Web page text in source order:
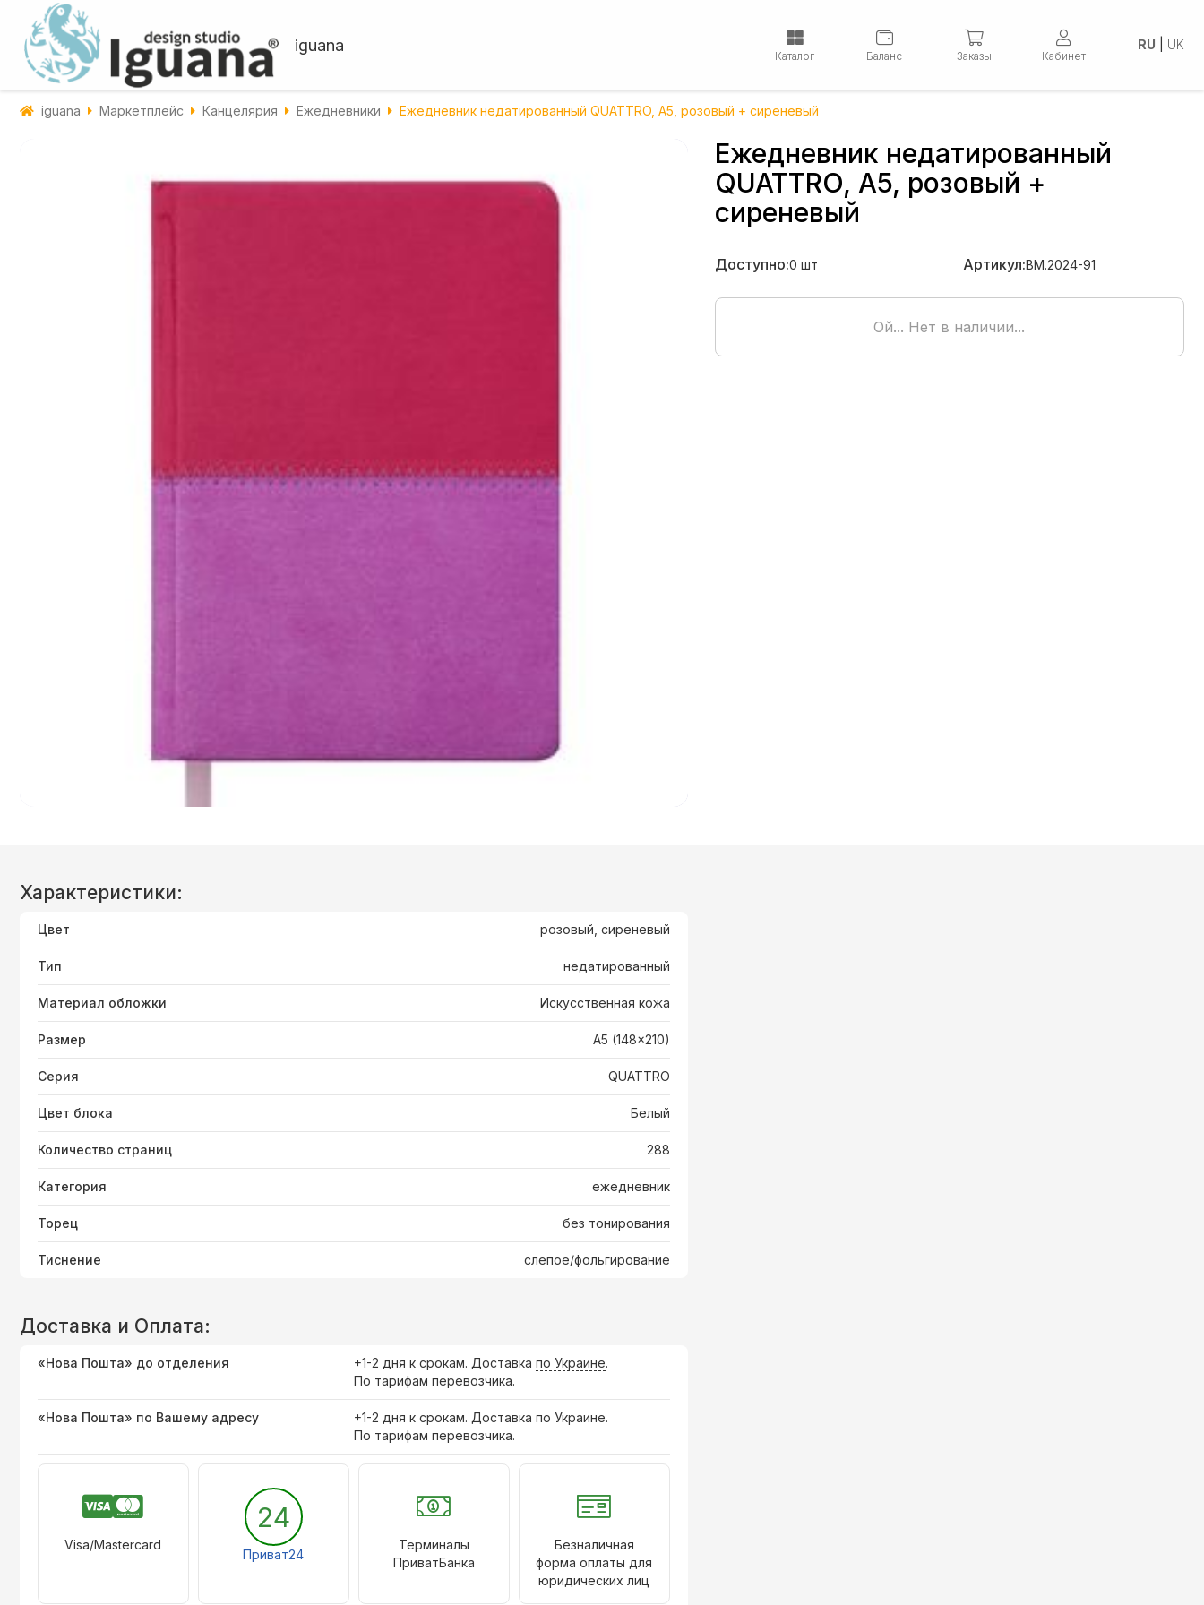
iguana
Каталог Баланс Заказы Кабинет
RU UK
iguana Маркетплейс Канцелярия Ежедневники Ежедневник недатированный QUATTRO, A5, розовый + сиреневый
Ежедневник недатированный
QUATTRO, A5, розовый +
сиреневый
Доступно:0 шт Артикул:BM.2024-91
Ой... Нет в наличии...
Характеристики:
Цвет розовый, сиреневый
Тип недатированный
Материал обложки Искусственная кожа
Размер A5 (148x210)
Серия QUATTRO
Цвет блока Белый
Количество страниц 288
Категория ежедневник
Торец без тонирования
Тиснение слепое/фольгирование
Доставка и Оплата:
«Нова Пошта» до отделения +1-2 дня к срокам. Доставка по Украине.
По тарифам перевозчика.
«Нова Пошта» по Вашему адресу
+1-2 дня к срокам. Доставка по Украине.
По тарифам перевозчика.
Visa/Mastercard
24
Приват24
Терминалы
ПриватБанка
Безналичная
форма оплаты для
юридических лиц